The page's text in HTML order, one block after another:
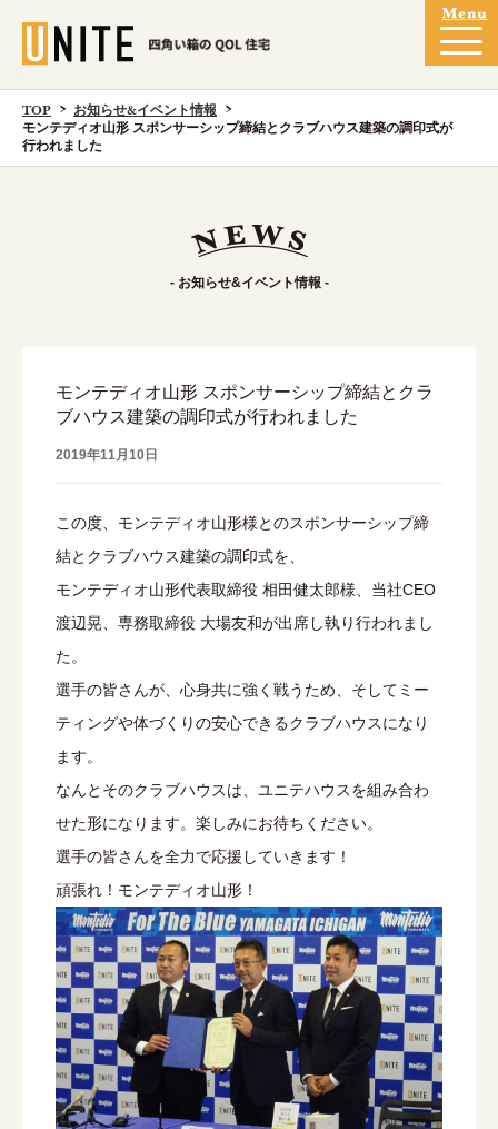
TOP
お知らせ&イベント情報
モンテディオ山形 スポンサーシップ締結とクラブハウス建築の調印式が
行われました
- お知らせ&イベント情報 -
モンテディオ山形 スポンサーシップ締結とクラ
ブハウス建築の調印式が行われました
2019年11月10日
この度、モンテディオ山形様とのスポンサーシップ締
結とクラブハウス建築の調印式を、
モンテディオ山形代表取締役 相田健太郎様、当社CEO
渡辺晃、専務取締役 大場友和が出席し執り行われまし
た。
選手の皆さんが、心身共に強く戦うため、そしてミー
ティングや体づくりの安心できるクラブハウスになり
ます。
なんとそのクラブハウスは、ユニテハウスを組み合わ
せた形になります。楽しみにお待ちください。
選手の皆さんを全力で応援していきます！
頑張れ！モンテディオ山形！